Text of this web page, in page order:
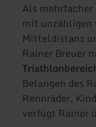
Als
mit unzähligen
Mitteldistanz
Rainer Breuer
Belangen des
Rennräder,
verfügt Rainer